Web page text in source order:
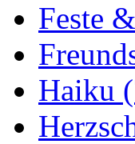
Feste
Haiku